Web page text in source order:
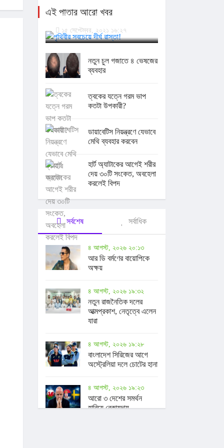
এই পাতার আরো খবর
পৃথিবীর সবচেয়ে দীর্ঘ রাস্তা!
১৫ সেপ্টেম্বর, ২০২১ ১৬:২৭
নতুন চুল গজাতে ৪ ভেষজের
ব্যবহার
ত্বকের যত্নে গরম ভাপ
কতটা উপকারী?
ডায়াবেটিস নিয়ন্ত্রণে যেভাবে
মেথি ব্যবহার করবেন
হার্ট অ্যাটাকের আগেই শরীর
দেয় ৩০টি সংকেত, অবহেলা
করলেই বিপদ
সর্বশেষ সর্বাধিক
৪ আগস্ট, ২০২৬ ২০:১৩
আর ডি বর্মণের বায়োপিকে
অক্ষয়
৪ আগস্ট, ২০২৬ ১৯:৩২
নতুন রাজনৈতিক দলের
আত্মপ্রকাশ, নেতৃত্বে এলেন
যারা
৪ আগস্ট, ২০২৬ ১৯:২৮
বাংলাদেশ সিরিজের আগে
অস্ট্রেলিয়া দলে চোটের হানা
৪ আগস্ট, ২০২৬ ১৯:২৩
আরো ৩ দেশের সমর্থন
হারিয়ে বেকায়দায়